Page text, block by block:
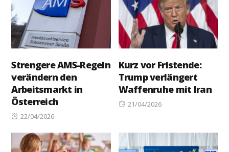
Strengere AMS-Regeln
verändern den
Arbeitsmarkt in
Österreich
Posted
22/04/2026
Kurz vor Fristende:
Trump verlängert
Waffenruhe mit Iran
Posted
21/04/2026